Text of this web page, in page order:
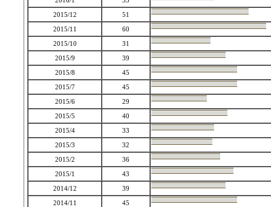
2015/12
51
2015/11
60
2015/10
31
2015/9
39
2015/8
45
2015/7
45
2015/6
29
2015/5
40
2015/4
33
2015/3
32
2015/2
36
2015/1
43
2014/12
39
2014/11
45